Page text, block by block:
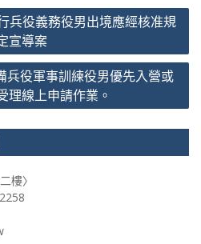
兵役義務役男出境應經核准規
宣導案
兵役軍事訓練役男優先入營或
理線上申請作業。
樓〉